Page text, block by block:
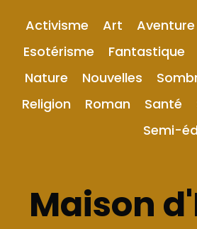
Activisme Art Aventure
Esotérisme
Fantastique
Nature
Nouvelles
Religion
Roman Santé
Semi-
Maison